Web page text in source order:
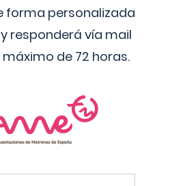
forma personalizada
responderá vía mail
máximo de 72 horas.